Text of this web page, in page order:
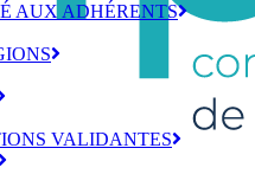
AUX ADHÉRENTS
VALIDANTES